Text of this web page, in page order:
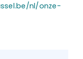
nl/onze-